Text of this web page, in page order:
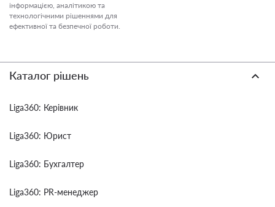
інформацією, аналітикою та
технологічними рішеннями для
ефективної та безпечної роботи.
Каталог рішень
Liga360: Керівник
Liga360: Юрист
Liga360: Бухгалтер
Liga360: PR-менеджер